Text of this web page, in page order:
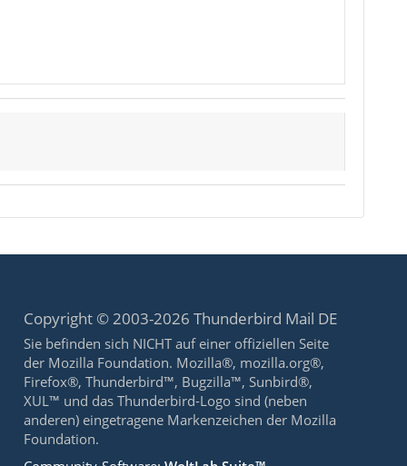
Copyright © 2003-2026 Thunderbird Mail DE
Sie befinden sich NICHT auf einer offiziellen Seite
der Mozilla Foundation. Mozilla®, mozilla.org®,
Firefox®, Thunderbird™, Bugzilla™, Sunbird®,
XUL™ und das Thunderbird-Logo sind (neben
anderen) eingetragene Markenzeichen der Mozilla
Foundation.